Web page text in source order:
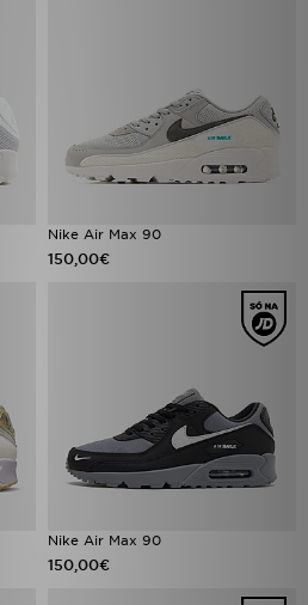
Nike Air Max 90
150,00€
Nike Air Max 90
150,00€